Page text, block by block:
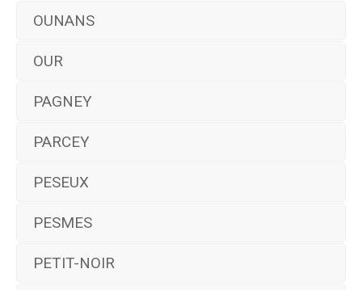
OUNANS
OUR
PAGNEY
PARCEY
PESEUX
PESMES
PETIT-NOIR